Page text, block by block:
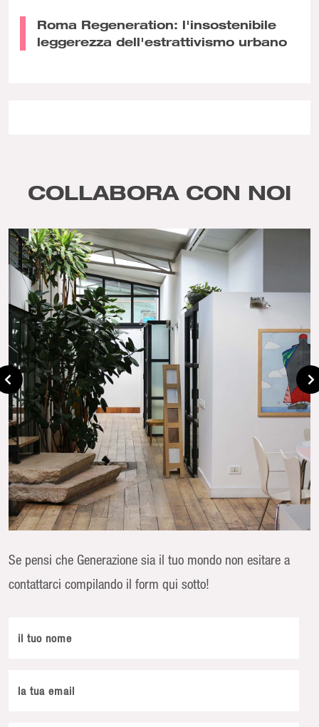
Roma Regeneration: l'insostenibile
leggerezza dell'estrattivismo urbano
COLLABORA CON NOI
Se pensi che Generazione sia il tuo mondo non esitare a
contattarci compilando il form qui sotto!
il tuo nome
la tua email